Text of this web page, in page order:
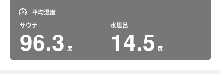
平均温度
サウナ
96.3 度
水風呂
14.5 度